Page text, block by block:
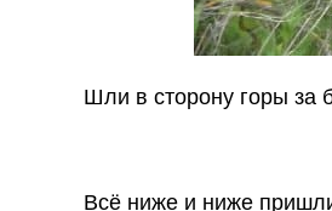
Шли в сторону горы за
Всё ниже и ниже